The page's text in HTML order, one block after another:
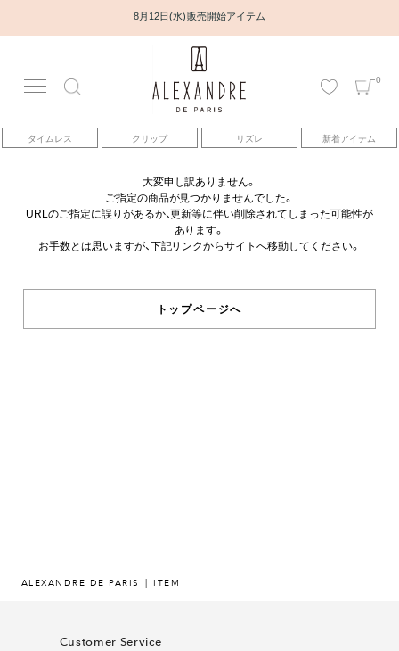
8月12日(水) 販売開始アイテム
0
タイムレス クリップ リズレ 新着アイテム
アカウント
アイテム
ベストセラー
コレクション
大変申し訳ありません。
ご指定の商品が見つかりませんでした。
URLのご指定に誤りがあるか、更新等に伴い削除されてしまった可能性が
あります。
お手数とは思いますが、下記リンクからサイトへ移動してください。
トップページへ
ALEXANDRE DE PARIS ITEM
Customer Service